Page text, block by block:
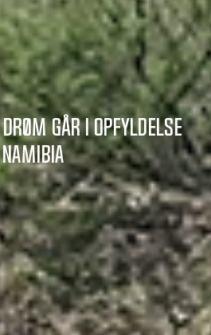
drøm går i opfyldelse
Namibia